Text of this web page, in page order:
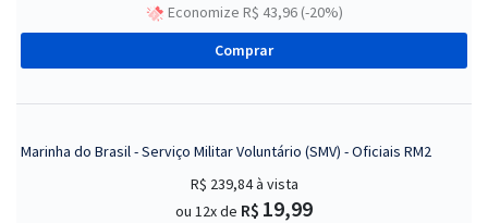
Economize R$ 43,96 (-20%)
Comprar
Marinha do Brasil - Serviço Militar Voluntário (SMV) - Oficiais RM2
R$ 239,84à vista
ou 12x de R$ 19,99